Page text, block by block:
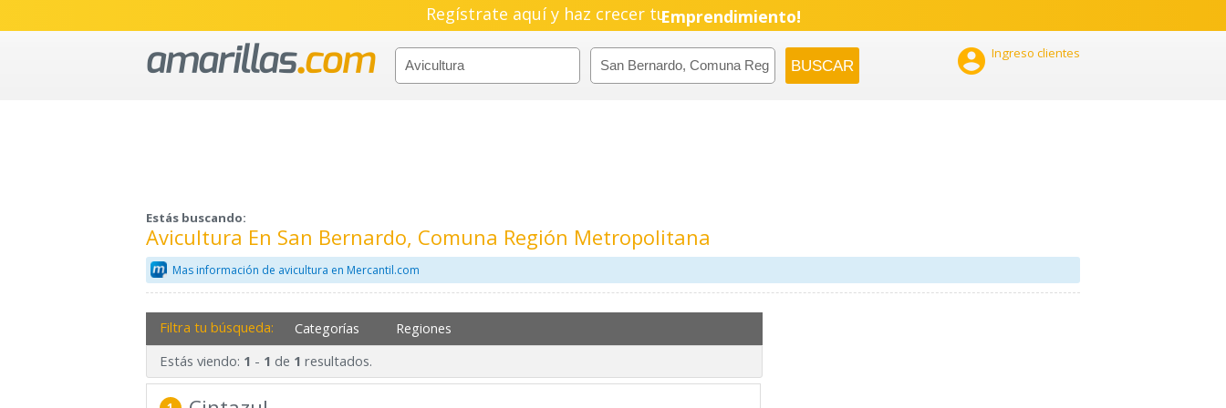
Regístrate aquí y haz crecer tuEmprendimiento!
 Ingreso clientes
Estás buscando:
Avicultura En San Bernardo, Comuna Región Metropolitana
Mas información de avicultura en Mercantil.com
Filtra tu búsqueda: Categorías Regiones
Estás viendo: 1 - 1 de 1 resultados.